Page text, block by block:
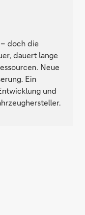
doch die
dauert lange
Neue
Ein
und